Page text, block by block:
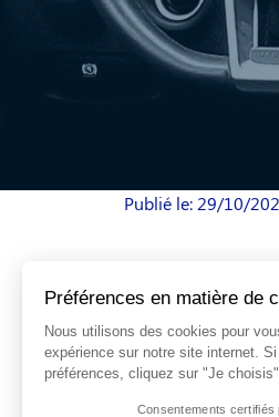
Publié le: 29/10/